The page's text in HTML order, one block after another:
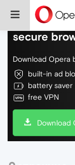
Do more
secure
Download Opera
built-in ad
battery saver
free VPN
Download